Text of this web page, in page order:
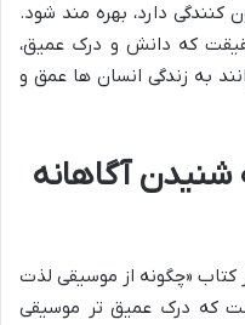
کنندگی دارد، بهره مند شود.
که دانش و درک عمیق،
به زندگی انسان ها عمق و
آگاهانه
کتاب «چگونه از موسیقی لذت
که درک عمیق تر موسیقی